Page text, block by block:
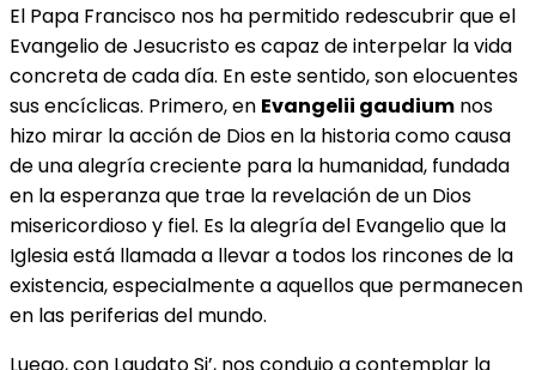
El Papa Francisco nos ha permitido redescubrir que el
Evangelio de Jesucristo es capaz de interpelar la vida
concreta de cada día. En este sentido, son elocuentes
sus encíclicas. Primero, en Evangelii gaudium nos
hizo mirar la acción de Dios en la historia como causa
de una alegría creciente para la humanidad, fundada
en la esperanza que trae la revelación de un Dios
misericordioso y fiel. Es la alegría del Evangelio que la
Iglesia está llamada a llevar a todos los rincones de la
existencia, especialmente a aquellos que permanecen
en las periferias del mundo.
Luego, con Laudato Si’, nos condujo a contemplar la